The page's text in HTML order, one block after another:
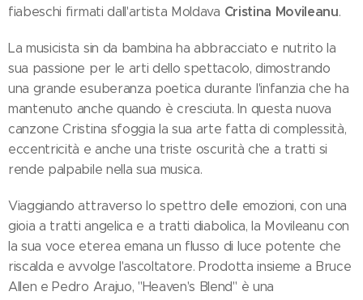
fiabeschi firmati dall'artista Moldava Cristina Movileanu.
La musicista sin da bambina ha abbracciato e nutrito la
sua passione per le arti dello spettacolo, dimostrando
una grande esuberanza poetica durante l'infanzia che ha
mantenuto anche quando è cresciuta. In questa nuova
canzone Cristina sfoggia la sua arte fatta di complessità,
eccentricità e anche una triste oscurità che a tratti si
rende palpabile nella sua musica.
Viaggiando attraverso lo spettro delle emozioni, con una
gioia a tratti angelica e a tratti diabolica, la Movileanu con
la sua voce eterea emana un flusso di luce potente che
riscalda e avvolge l'ascoltatore. Prodotta insieme a Bruce
Allen e Pedro Arajuo, "Heaven's Blend" è una